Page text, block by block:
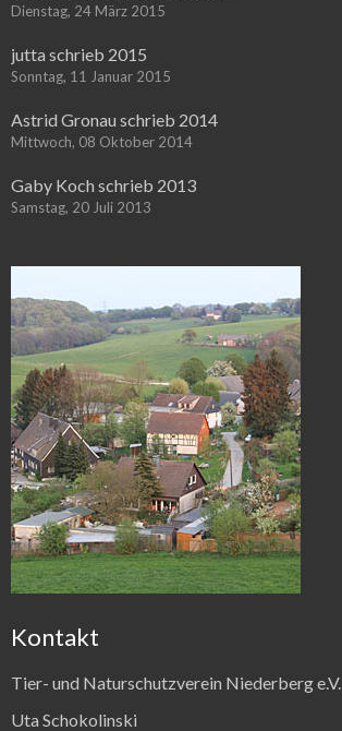
Dienstag, 24 März 2015
jutta schrieb 2015
Sonntag, 11 Januar 2015
Astrid Gronau schrieb 2014
Mittwoch, 08 Oktober 2014
Gaby Koch schrieb 2013
Samstag, 20 Juli 2013
Kontakt
Tier- und Naturschutzverein Niederberg e.V.
Uta Schokolinski